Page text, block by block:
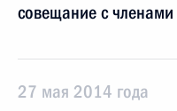
совещание с членами
27 мая 2014 года